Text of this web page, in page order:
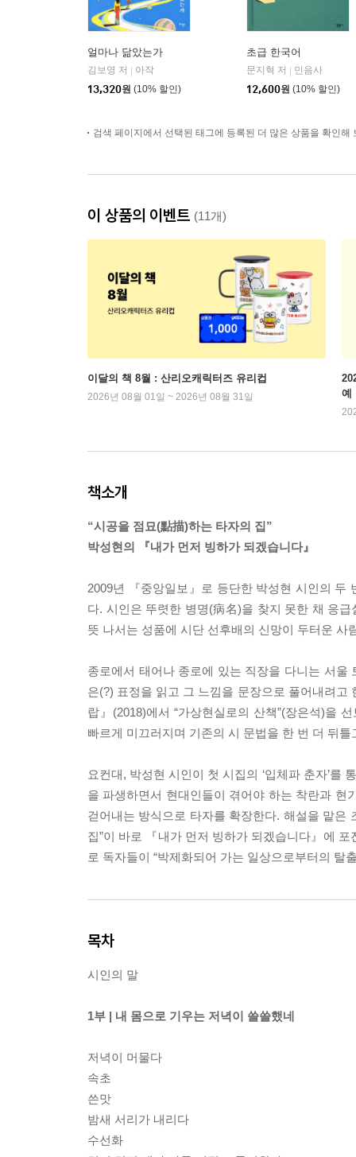
얼마나 닮았는가
김보영 저
아작
13,320원 (10% 할인)
초급 한국어
문지혁 저
민음사
12,600원 (10% 할인)
검색 페이지에서 선택된 태그에 등록된 더 많은 상품을 확인해
이 상품의 이벤트 (11개)
이달의 책 8월 : 산리오캐릭터즈 유리컵
2026년 08월 01일 ~ 2026년 08월 31일
예
책소개
“시공을 점묘(點描)하는 타자의 집”
박성현의 『내가 먼저 빙하가 되겠습니다』
2009년 『중앙일보』로 등단한 박성현 시인의 두
다. 시인은 뚜렷한 병명(病名)을 찾지 못한 채 응
뜻 나서는 성품에 시단 선후배의 신망이 두터운 사
종로에서 태어나 종로에 있는 직장을 다니는 서
은(?) 표정을 읽고 그 느낌을 문장으로 풀어내려
랍』(2018)에서 “가상현실로의 산책”(장은석)을
빠르게 미끄러지며 기존의 시 문법을 한 번 더 뒤틀
요컨대, 박성현 시인이 첫 시집의 ‘입체파 춘자’를
을 파생하면서 현대인들이 겪어야 하는 착란과 현
걷어내는 방식으로 타자를 확장한다. 해설을 맡은
집”이 바로 『내가 먼저 빙하가 되겠습니다』에
로 독자들이 “박제화되어 가는 일상으로부터의 탈
목차
시인의 말
1부 | 내 몸으로 기우는 저녁이 쓸쓸했네
저녁이 머물다
속초
쓴맛
밤새 서리가 내리다
수선화